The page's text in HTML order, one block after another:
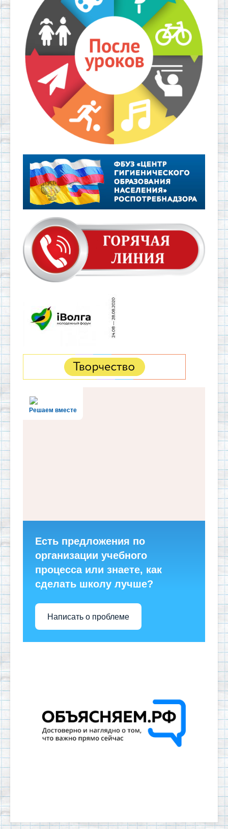
Решаем вместе
Есть предложения по
организации учебного
процесса или знаете, как
сделать школу лучше?
Написать о проблеме